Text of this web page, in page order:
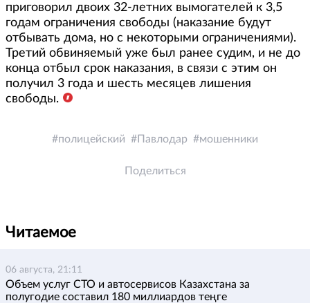
приговорил двоих 32-летних вымогателей к 3,5
годам ограничения свободы (наказание будут
отбывать дома, но с некоторыми ограничениями).
Третий обвиняемый уже был ранее судим, и не до
конца отбыл срок наказания, в связи с этим он
получил 3 года и шесть месяцев лишения
свободы.
полицейский Павлодар мошенники
Поделиться
Читаемое
06 августа, 21:11
Объем услуг СТО и автосервисов Казахстана за
полугодие составил 180 миллиардов теңге